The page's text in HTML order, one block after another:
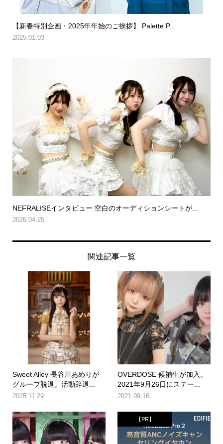
【新春特別企画・2025年年始のご挨拶】 Palette P...
2025.01.03
NEFRALISEインタビュー 空白のオーディションシートが...
2026.04.25
関連記事一覧
Sweet Alley 長谷川あめりが
グループ脱退。活動辞退...
2025.11.29
OVERDOSE 候補生が加入。
2021年9月26日にステー...
2021.09.16
【PR】